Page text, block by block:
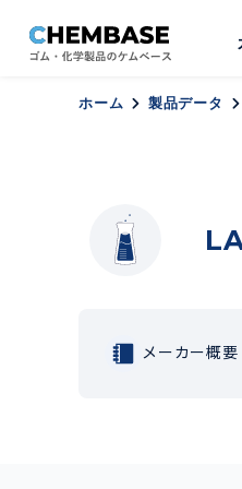
ホーム 製品データ
メーカー概要